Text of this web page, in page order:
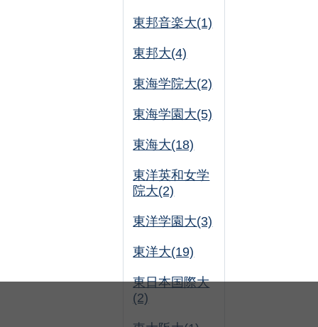
東邦音楽大(1)
東邦大(4)
東海学院大(2)
東海学園大(5)
東海大(18)
東洋英和女学
院大(2)
東洋学園大(3)
東洋大(19)
東日本国際大
(2)